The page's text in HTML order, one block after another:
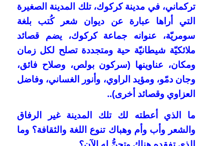
تركماني، في مدينة كركوك، تلك المدينة الصغيرة
التي أراها عبارة عن ديوان شعر كُتب بلغة
سومريّة، عنوانه جماعة كركوك، يضم قصائد
ملائكيّة شيطانيّة حية ومتجددة تصلح لكل زمان
ومكان، عناوينها (سركون بولص، وصلاح فائق،
وجان دمّو، ومؤيد الراوي، وأنور الغساني، وفاضل
العزاوي وقصائد أخرى)..
ما الذي أعطته لك تلك المدينة غير الرفاق
والشعر وأب وأم وهباك تنوع اللغة والثقافة؟ وما